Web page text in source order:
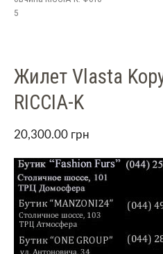
5
Жилет Vlasta
RICCIA-K
20,300.00 грн